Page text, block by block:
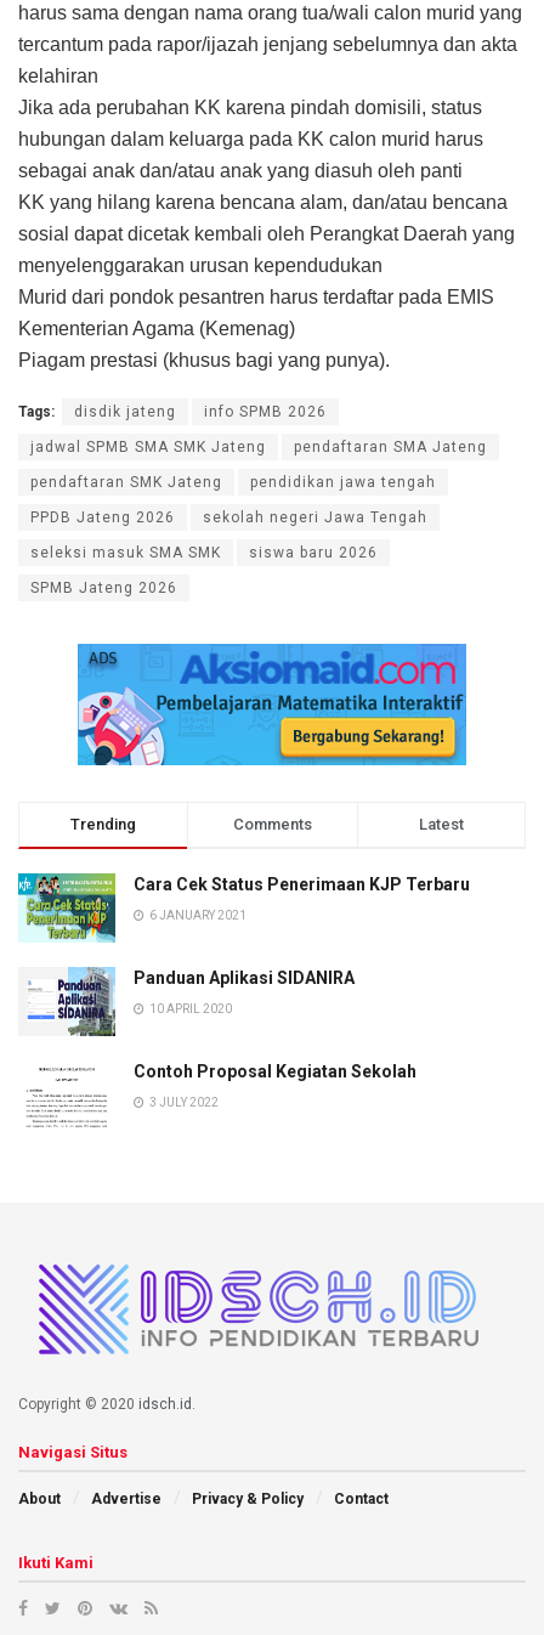
harus sama dengan nama orang tua/wali calon murid yang
tercantum pada rapor/ijazah jenjang sebelumnya dan akta
kelahiran
Jika ada perubahan KK karena pindah domisili, status
hubungan dalam keluarga pada KK calon murid harus
sebagai anak dan/atau anak yang diasuh oleh panti
KK yang hilang karena bencana alam, dan/atau bencana
sosial dapat dicetak kembali oleh Perangkat Daerah yang
menyelenggarakan urusan kependudukan
Murid dari pondok pesantren harus terdaftar pada EMIS
Kementerian Agama (Kemenag)
Piagam prestasi (khusus bagi yang punya).
Tags: disdik jateng info SPMB 2026
jadwal SPMB SMA SMK Jateng pendaftaran SMA Jateng
pendaftaran SMK Jateng pendidikan jawa tengah
PPDB Jateng 2026 sekolah negeri Jawa Tengah
seleksi masuk SMA SMK siswa baru 2026
SPMB Jateng 2026
Trending Comments Latest
Cara Cek Status Penerimaan KJP Terbaru
6 JANUARY 2021
Panduan Aplikasi SIDANIRA
10 APRIL 2020
Contoh Proposal Kegiatan Sekolah
3 JULY 2022
Copyright © 2020 idsch.id .
Navigasi Situs
About Advertise Privacy & Policy Contact
Ikuti Kami